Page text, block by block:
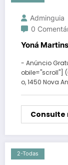
Adminguia
0
Yoná
- Anúncio
obile="scroll"]
o, 1450 Nova
2-Todas